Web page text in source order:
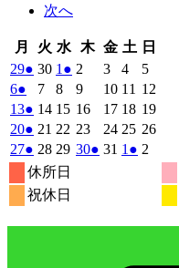
次へ
月
月
曜
日
火 火
曜
日
水 水
曜
日
木木
曜
日
金金
曜
日
土 土
曜
日
日
292026
年
6
月
29
日
● (1
件
の
イ
ベ
ン
ト)
302026
年
6
月
30
日
1 2026
年
7
月
1
日
● (1
件
の
イ
ベ
2 2026
年
7
月
2
日
32026
年
7
月
3
日
42026
年
7
月
4
日
52026
年
7
月
5
日
62026
年
7
月
6
日
●
件
の
イ
ベ
ン
ト)
72026
年
7
月
7
日
82026
年
7
月
8
日
92026
年
7
月
9
102026
年
7
月
10
11 2026
年
月
11
12
年
12
132026
年
7
月
13
日
● (1
件
の
イ
ベ
ン
142026
年
7
14
日
152026
年
7
月
162026
7
月
172026
年
7
月
182026
年
月
192026
年
月
202026
年
7
月
20
● (1
件
の
イ
ベ
21 2026
年
7
月
21
22 2026
年
232026
年
242026
年
252026
年
262026
7
月
272026
年
7
月
● (1
件
の
イ
ベ
282026
年
7
月
292026
302026
● (1
ベ
31 2026
1 2026
● (1
ベ
2
年
休所日
祝休日